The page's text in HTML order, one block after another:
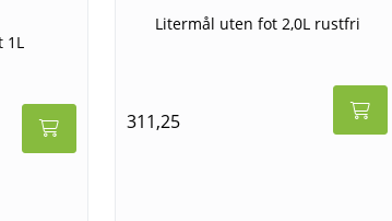
Litermål uten fot 2,0L rustfri
311,25